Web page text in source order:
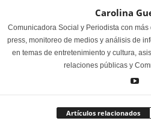
Carolina
Comunicadora Social y Periodista con
press, monitoreo de medios y análisis de
en temas de entretenimiento y cultura,
relaciones públicas y
Artículos relacionados